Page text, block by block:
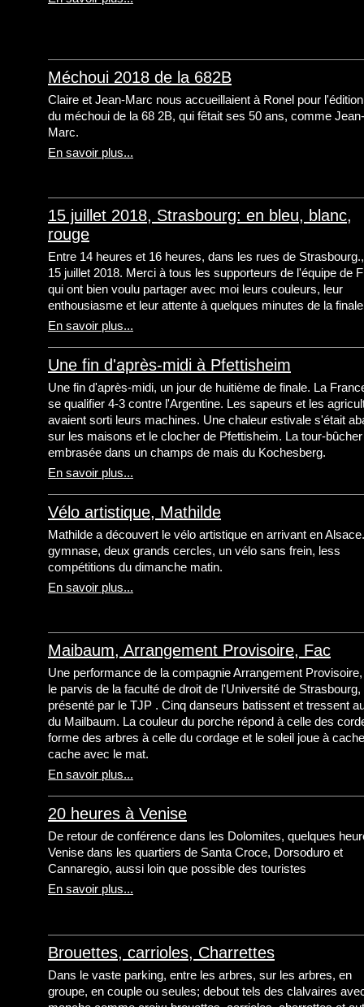
Méchoui 2018 de la 682B
Claire et Jean-Marc nous accueillaient à Ronel pour
du méchoui de la 68 2B, qui fêtait ses 50 ans, comme Jean-
Marc.
En savoir plus...
15 juillet 2018, Strasbourg: en bleu, blanc,
rouge
Entre 14 heures et 16 heures, dans les rues de
15 juillet 2018. Merci à tous les supporteurs de l'équipe de
qui ont bien voulu partager avec moi leurs couleurs, leur
enthousiasme et leur attente à quelques minutes de la
En savoir plus...
Une fin d'après-midi à Pfettisheim
Une fin d'après-midi, un jour de huitième de finale. La
se qualifier 4-3 contre l'Argentine. Les sapeurs et les
avaient sorti leurs machines. Une chaleur estivale s'était
sur les maisons et le clocher de Pfettisheim. La tour-
embrasée dans un champs de mais du Kochesberg.
En savoir plus...
Vélo artistique, Mathilde
Mathilde a découvert le vélo artistique en arrivant en
gymnase, deux grands cercles, un vélo sans frein, less
compétitions du dimanche matin.
En savoir plus...
Maibaum, Arrangement Provisoire, Fac
Une performance de la compagnie Arrangement
le parvis de la faculté de droit de l'Université de Strasbourg,
présenté par le TJP . Cinq danseurs batissent et tressent
du Mailbaum. La couleur du porche répond à celle des
forme des arbres à celle du cordage et le soleil joue à cache
cache avec le mat.
En savoir plus...
20 heures à Venise
De retour de conférence dans les Dolomites, quelques
Venise dans les quartiers de Santa Croce, Dorsoduro et
Cannaregio, aussi loin que possible des touristes
En savoir plus...
Brouettes, carrioles, Charrettes
Dans le vaste parking, entre les arbres, sur les arbres, en
groupe, en couple ou seules; debout tels des clalvaires